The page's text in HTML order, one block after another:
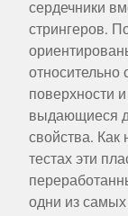
сердечники
стрингеров.
относительно
поверхности
выдающиеся
свойства.
тестах эти
одни из